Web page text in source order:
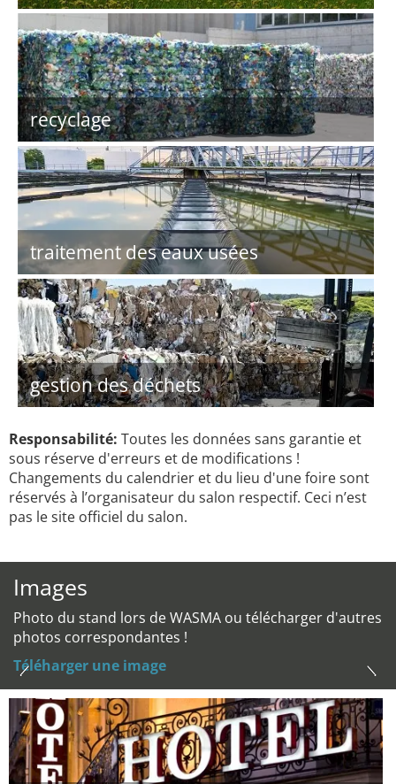
recyclage
traitement des eaux usées
gestion des déchets
Responsabilité: Toutes les données sans garantie et
sous réserve d'erreurs et de modifications !
Changements du calendrier et du lieu d'une foire sont
réservés à l’organisateur du salon respectif. Ceci n’est
pas le site officiel du salon.
Images
Photo du stand lors de WASMA ou télécharger d'autres
photos correspondantes !
Téléharger une image